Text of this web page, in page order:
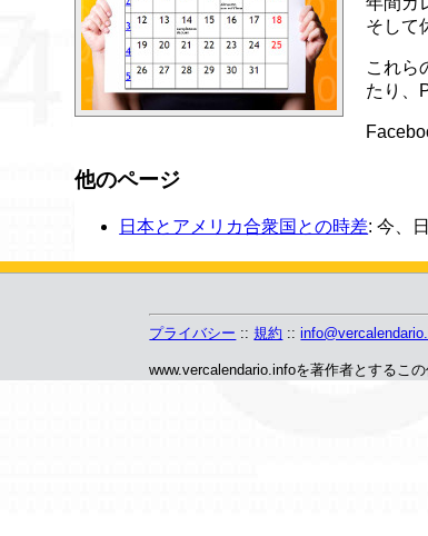
そして
これら
たり、
他のページ
日本とアメリカ合衆国との時差: 今、
プライバシー ::規約 ::
www.vercalendario.infoを著作者とするこ